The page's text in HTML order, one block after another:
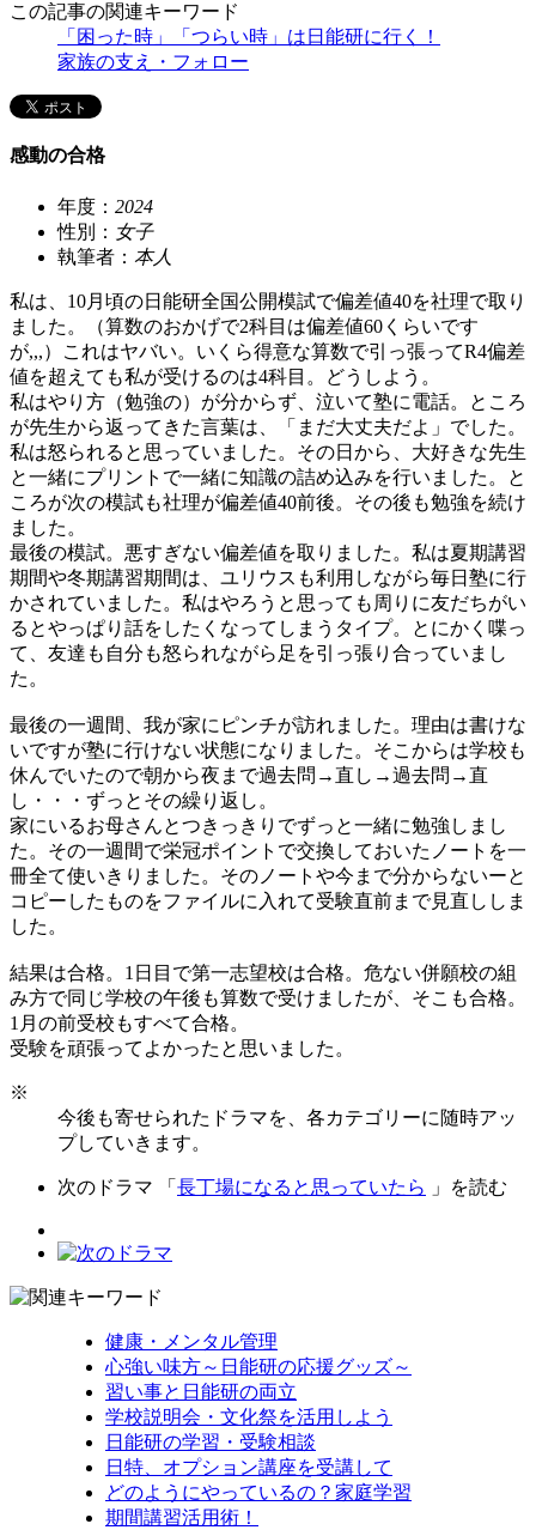
この記事の関連キーワード
「困った時」「つらい時」は日能研に行く！
家族の支え・フォロー
感動の合格
年度： 2024
性別： 女子
執筆者： 本人
私は、10月頃の日能研全国公開模試で偏差値40を社理で取り
ました。（算数のおかげで2科目は偏差値60くらいです
が,,,）これはヤバい。いくら得意な算数で引っ張ってR4偏差
値を超えても私が受けるのは4科目。どうしよう。
私はやり方（勉強の）が分からず、泣いて塾に電話。ところ
が先生から返ってきた言葉は、「まだ大丈夫だよ」でした。
私は怒られると思っていました。その日から、大好きな先生
と一緒にプリントで一緒に知識の詰め込みを行いました。と
ころが次の模試も社理が偏差値40前後。その後も勉強を続け
ました。
最後の模試。悪すぎない偏差値を取りました。私は夏期講習
期間や冬期講習期間は、ユリウスも利用しながら毎日塾に行
かされていました。私はやろうと思っても周りに友だちがい
るとやっぱり話をしたくなってしまうタイプ。とにかく喋っ
て、友達も自分も怒られながら足を引っ張り合っていまし
た。
最後の一週間、我が家にピンチが訪れました。理由は書けな
いですが塾に行けない状態になりました。そこからは学校も
休んでいたので朝から夜まで過去問→直し→過去問→直
し・・・ずっとその繰り返し。
家にいるお母さんとつきっきりでずっと一緒に勉強しまし
た。その一週間で栄冠ポイントで交換しておいたノートを一
冊全て使いきりました。そのノートや今まで分からないーと
コピーしたものをファイルに入れて受験直前まで見直ししま
した。
結果は合格。1日目で第一志望校は合格。危ない併願校の組
み方で同じ学校の午後も算数で受けましたが、そこも合格。
1月の前受校もすべて合格。
受験を頑張ってよかったと思いました。
※
今後も寄せられたドラマを、各カテゴリーに随時アッ
プしていきます。
次のドラマ 「 長丁場になると思っていたら 」を読む
健康・メンタル管理
心強い味方～日能研の応援グッズ～
習い事と日能研の両立
学校説明会・文化祭を活用しよう
日能研の学習・受験相談
日特、オプション講座を受講して
どのようにやっているの？家庭学習
期間講習活用術！